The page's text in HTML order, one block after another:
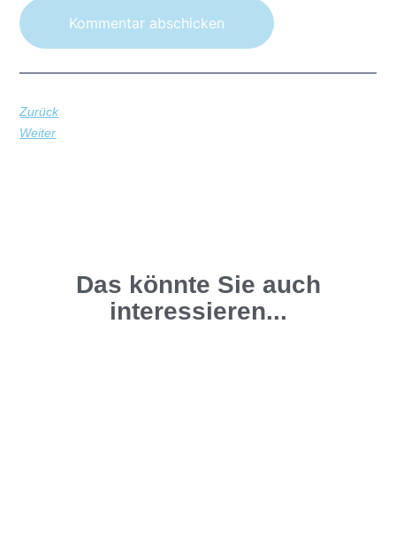
Zurück
Weiter
Das könnte Sie auch
interessieren...